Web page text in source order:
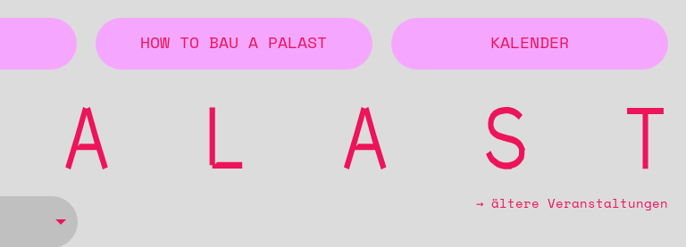
HOW TO BAU A PALAST KALENDER
→ ältere Veranstaltungen